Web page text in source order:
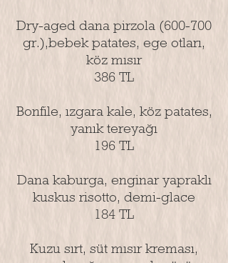
Dry-aged dana pirzola (600-700
gr.),bebek patates, ege otları,
köz mısır
386 TL
Bonfile, ızgara kale, köz patates,
yanık tereyağı
196 TL
Dana kaburga, enginar yapraklı
kuskus risotto, demi-glace
184 TL
Kuzu sırt, süt mısır kreması,